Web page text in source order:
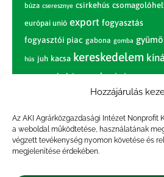
Hozzájárulás
Az AKI Agrárközgazdasági Intézet Nonprofit
a weboldal működtetése, használatának
végzett tevékenység nyomon követése és
megjelenítése érdekében.
búza cseresznye csirkehús
európai unió export fogyasztás
fogyasztói piac gabona gomba
hús juh kacsa kereskedelem
körte marhahús nagybani piac narancs
nemzetközi árinformációk
paradicsom piac piaci
pulyka pulykahús sertés sertéshús
szarvasmarha termelés